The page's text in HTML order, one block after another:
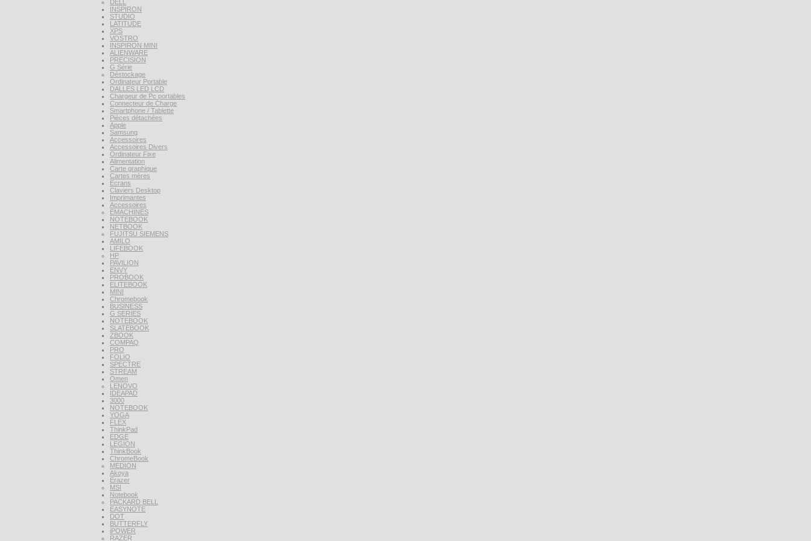
DELL
INSPIRON
STUDIO
LATITUDE
XPS
VOSTRO
INSPIRON MINI
ALIENWARE
PRECISION
G Série
Déstockage
Ordinateur Portable
DALLES LED LCD
Chargeur de Pc portables
Connecteur de Charge
Smartphone / Tablette
Pièces détachées
Apple
Samsung
Accessoires
Accessoires Divers
Ordinateur Fixe
Alimentation
Carte graphique
Cartes mères
Ecrans
Claviers Desktop
Imprimantes
Accessoires
EMACHINES
NOTEBOOK
NETBOOK
FUJITSU SIEMENS
AMILO
LIFEBOOK
HP
PAVILION
ENVY
PROBOOK
ELITEBOOK
MINI
Chromebook
BUSINESS
G SERIES
NOTEBOOK
SLATEBOOK
ZBOOK
COMPAQ
PRO
FOLIO
SPECTRE
STREAM
Omen
LENOVO
IDEAPAD
3000
NOTEBOOK
YOGA
FLEX
ThinkPad
EDGE
LEGION
ThinkBook
ChromeBook
MEDION
Akoya
Erazer
MSI
Notebook
PACKARD BELL
EASYNOTE
DOT
BUTTERFLY
iPOWER
RAZER